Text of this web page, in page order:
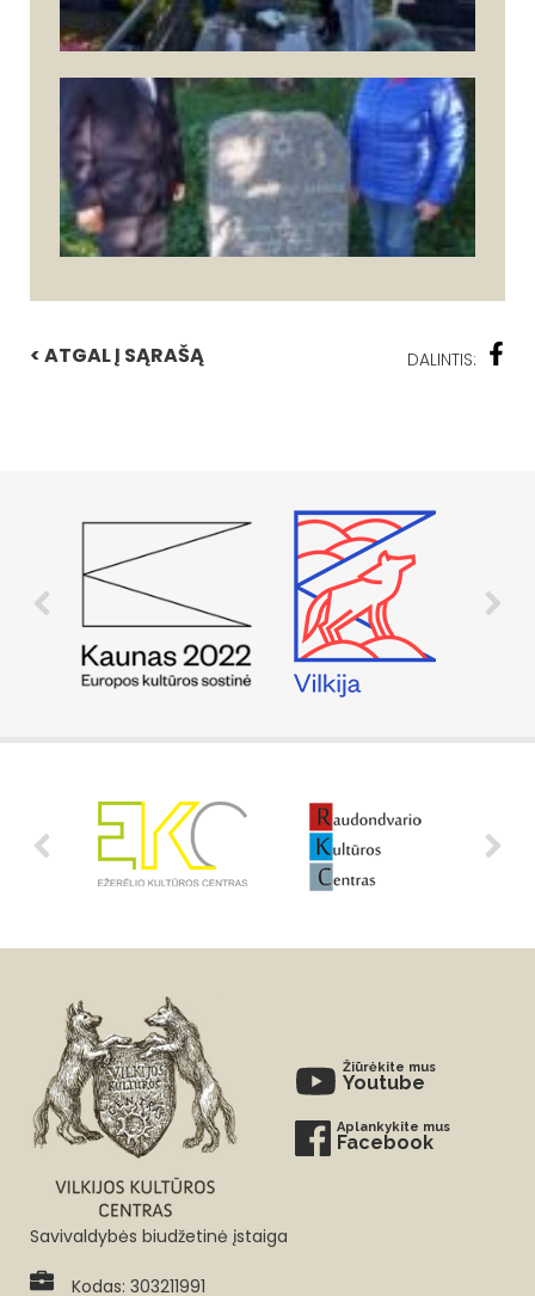
< ATGAL Į SĄRAŠĄ DALINTIS:
Žiūrėkite mus
Youtube
Aplankykite mus
Facebook
Savivaldybės biudžetinė įstaiga
Kodas: 303211991